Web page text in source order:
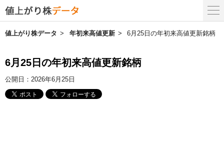
値上がり株データ 年初来高値更新 6月25日の年初来高値更新銘柄
6月25日の年初来高値更新銘柄
公開日： 2026年6月25日